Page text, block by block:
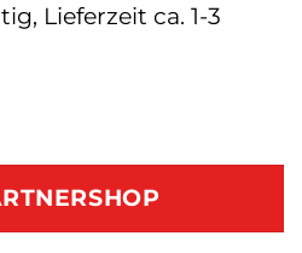
Lieferzeit ca. 1-3